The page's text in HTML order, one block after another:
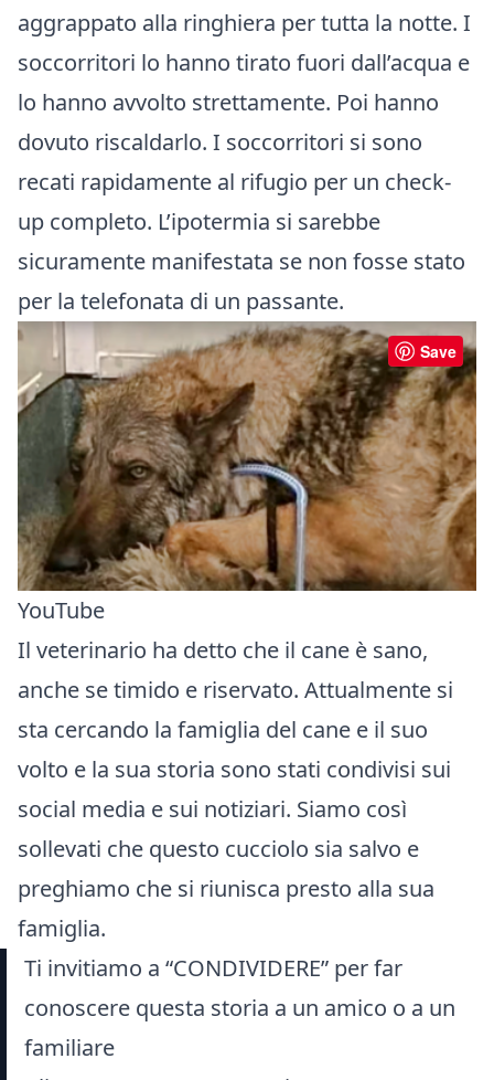
aggrappato alla ringhiera per tutta la notte. I
soccorritori lo hanno tirato fuori dall’acqua e
lo hanno avvolto strettamente. Poi hanno
dovuto riscaldarlo. I soccorritori si sono
recati rapidamente al rifugio per un check-
up completo. L’ipotermia si sarebbe
sicuramente manifestata se non fosse stato
per la telefonata di un passante.
Save
YouTube
Il veterinario ha detto che il cane è sano,
anche se timido e riservato. Attualmente si
sta cercando la famiglia del cane e il suo
volto e la sua storia sono stati condivisi sui
social media e sui notiziari. Siamo così
sollevati che questo cucciolo sia salvo e
preghiamo che si riunisca presto alla sua
famiglia.
Ti invitiamo a “CONDIVIDERE” per far
conoscere questa storia a un amico o a un
familiare